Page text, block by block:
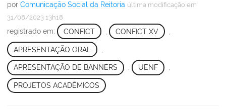
por Comunicação Social da Reitoria última modificação em
31/08/2023 13h18
registrado em: CONFICT CONFICT XV
APRESENTAÇÃO ORAL
APRESENTAÇÃO DE BANNERS , UENF ,
PROJETOS ACADÊMICOS